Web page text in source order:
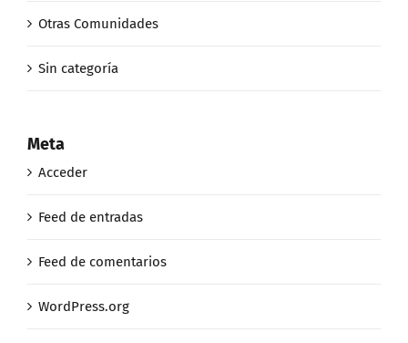
Otras Comunidades
Sin categoría
Meta
Acceder
Feed de entradas
Feed de comentarios
WordPress.org